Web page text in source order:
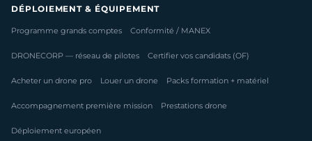
DÉPLOIEMENT & ÉQUIPEMENT
Programme grands comptes Conformité / MANEX
DRONECORP — réseau de pilotes Certifier vos candidats (OF)
Acheter un drone pro Louer un drone Packs formation + matériel
Accompagnement première mission Prestations drone
Déploiement européen